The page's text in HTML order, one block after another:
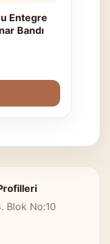
Entegre
Bandı
Blok No:10